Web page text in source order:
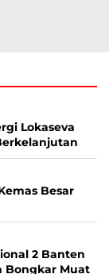
Lokaseva
Besar
2 Banten
Bongkar Muat